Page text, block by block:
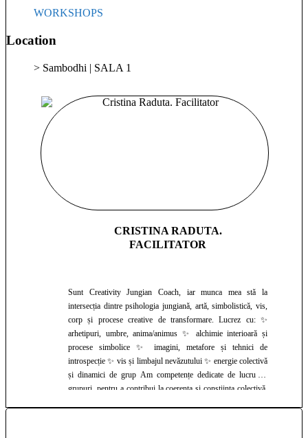
WORKSHOPS
Location
> Sambodhi | SALA 1
CRISTINA RADUTA.
FACILITATOR
Sunt Creativity Jungian Coach, iar munca mea stă la
intersecția dintre psihologia jungiană, artă, simbolistică, vis,
corp și procese creative de transformare. Lucrez cu: ✨
arhetipuri, umbre, anima/animus ✨ alchimie interioară și
procese simbolice ✨ imagini, metafore și tehnici de
introspecție ✨ vis și limbajul nevăzutului ✨ energie colectivă
și dinamici de grup Am competențe dedicate de lucru cu
grupuri, pentru a contribui la coerența și conștiința colectivă,